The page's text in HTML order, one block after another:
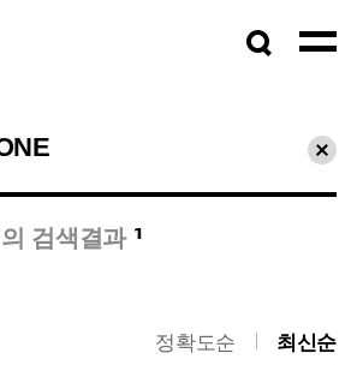
초기
의 검색결과 1
정확도순 최신순